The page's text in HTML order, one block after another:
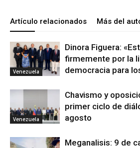
Artículo relacionados Más del
Venezuela
Dinora Figuera:
firmemente por la
democracia para
Venezuela
Chavismo y
primer ciclo de
agosto
Meganalisis: 9 de